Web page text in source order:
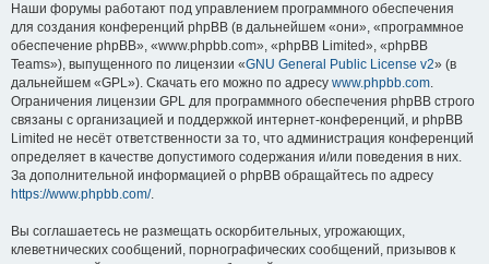
Наши форумы работают под управлением программного обеспечения
для создания конференций phpBB (в дальнейшем «они», «программное
обеспечение phpBB», «www.phpbb.com», «phpBB Limited», «phpBB
Teams»), выпущенного по лицензии «GNU General Public License v2» (в
дальнейшем «GPL»). Скачать его можно по адресу www.phpbb.com.
Ограничения лицензии GPL для программного обеспечения phpBB строго
связаны с организацией и поддержкой интернет-конференций, и phpBB
Limited не несёт ответственности за то, что администрация конференций
определяет в качестве допустимого содержания и/или поведения в них.
За дополнительной информацией о phpBB обращайтесь по адресу
https://www.phpbb.com/.
Вы соглашаетесь не размещать оскорбительных, угрожающих,
клеветнических сообщений, порнографических сообщений, призывов к